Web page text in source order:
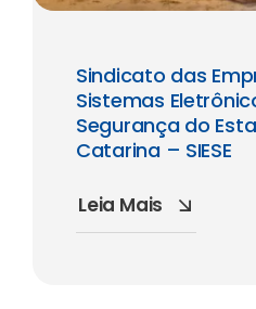
Sindicato das
Sistemas
Segurança do
Catarina – SIESE
Leia Mais